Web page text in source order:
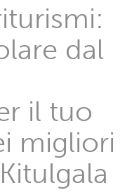
dal
il tuo
migliori